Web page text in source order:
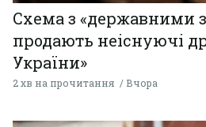
Схема з «державними
продають неіснуючі
України»
2 хв на прочитання Вчора